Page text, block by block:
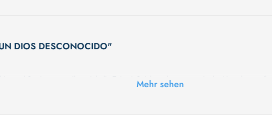
DIOS DESCONOCIDO"
und Santiago vertreiben sich die Zeit mit Spielen oder streunen in der Natur herum.
Mehr sehen